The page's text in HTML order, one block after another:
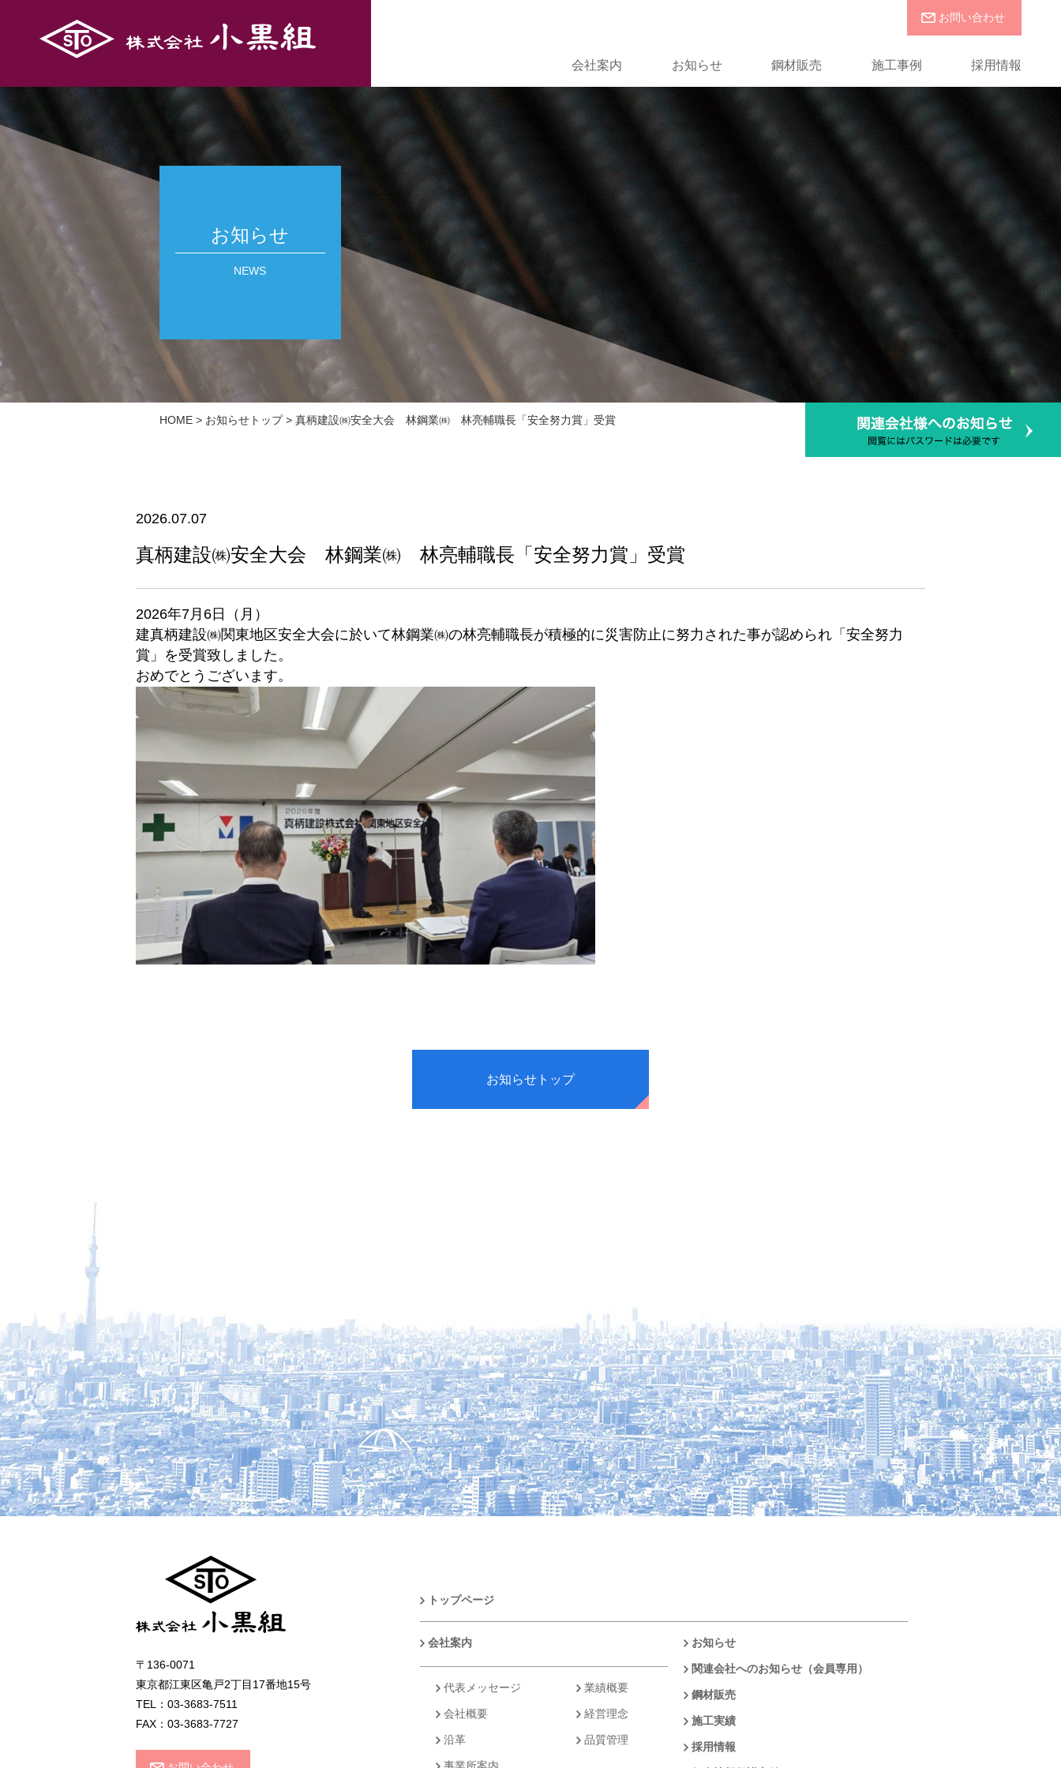
会社案内 お知らせ 鋼材販売 施工事例 採用情報
お問い合わせ
お知らせ
NEWS
HOME> お知らせトップ> 真柄建設㈱安全大会 林鋼業㈱ 林亮輔職長「安全努力賞」受賞
2026.07.07
真柄建設㈱安全大会 林鋼業㈱ 林亮輔職長「安全努力賞」受賞
2026年7月6日（月）
建真柄建設㈱関東地区安全大会に於いて林鋼業㈱の林亮輔職長が積極的に災害防止に努力された事が認められ「安全努力
賞」を受賞致しました。
おめでとうございます。
お知らせトップ
〒136-0071
東京都江東区亀戸2丁目17番地15号
TEL：03-3683-7511
FAX：03-3683-7727
トップページ
会社案内 お知らせ
関連会社へのお知らせ（会員専用）
鋼材販売
施工実績
採用情報
代表メッセージ
会社概要
沿革
業績概要
経営理念
品質管理